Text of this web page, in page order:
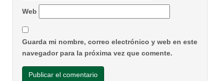
Web
Guarda mi nombre, correo electrónico y web en este
navegador para la próxima vez que comente.